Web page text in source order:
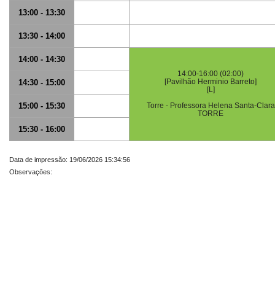
13:00 - 13:30
13:30 - 14:00
14:00 - 14:30
14:00-16:00 (02:00)
[Pavilhão Herminio Barreto]
[L]
Torre - Professora Helena Santa-Clara
TORRE
14:30 - 15:00
15:00 - 15:30
15:30 - 16:00
Data de impressão: 19/06/2026 15:34:56
Observações: